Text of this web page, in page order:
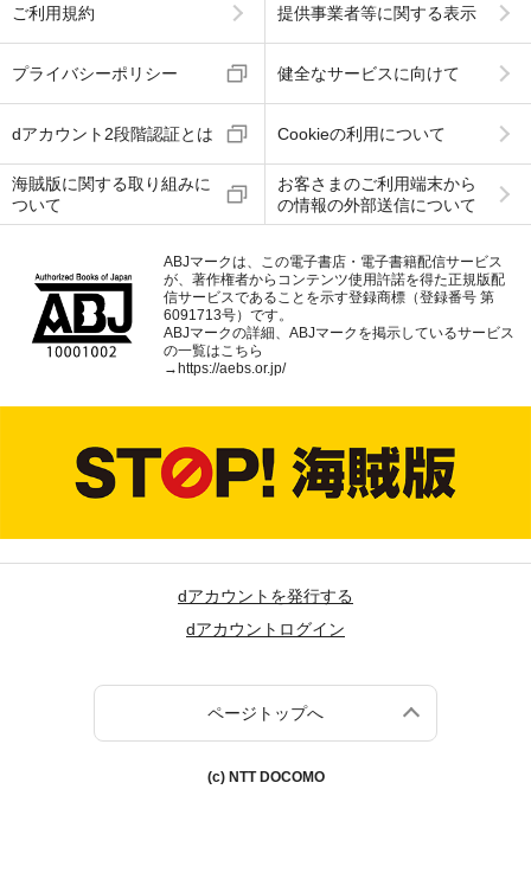
ご利用規約 提供事業者等に関する表示
プライバシーポリシー 健全なサービスに向けて
dアカウント2段階認証とは Cookieの利用について
海賊版に関する取り組みに
ついて
お客さまのご利用端末から
の情報の外部送信について
ABJマークは、この電子書店・電子書籍配信サービス
が、著作権者からコンテンツ使用許諾を得た正規版配
信サービスであることを示す登録商標（登録番号 第
6091713号）です。
ABJマークの詳細、ABJマークを掲示しているサービス
の一覧はこちら
→https://aebs.or.jp/
dアカウントを発行する
dアカウントログイン
ページトップへ
(c) NTT DOCOMO